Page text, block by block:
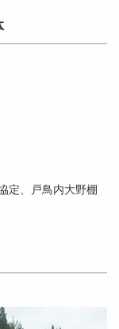
、戸鳥内大野棚